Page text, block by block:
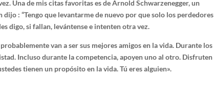
Una de mis citas favoritas es de Arnold Schwarzenegger, un
: “Tengo que levantarme de nuevo por que solo los perdedores
digo, si fallan, levántense e intenten otra vez.
van a ser sus mejores amigos en la vida. Durante los
Incluso durante la competencia, apoyen uno al otro. Disfruten
tienen un propósito en la vida. Tú eres alguien».